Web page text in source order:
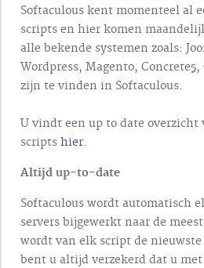
Softaculous kent momenteel al
scripts en hier komen
alle bekende systemen zoals:
Wordpress, Magento, Concrete5,
zijn te vinden in Softaculous.
U vindt een up to date overzicht
scripts hier.
Altijd up-to-date
Softaculous wordt automatisch
servers bijgewerkt naar de
wordt van elk script de nieuwste
bent u altijd verzekerd dat u